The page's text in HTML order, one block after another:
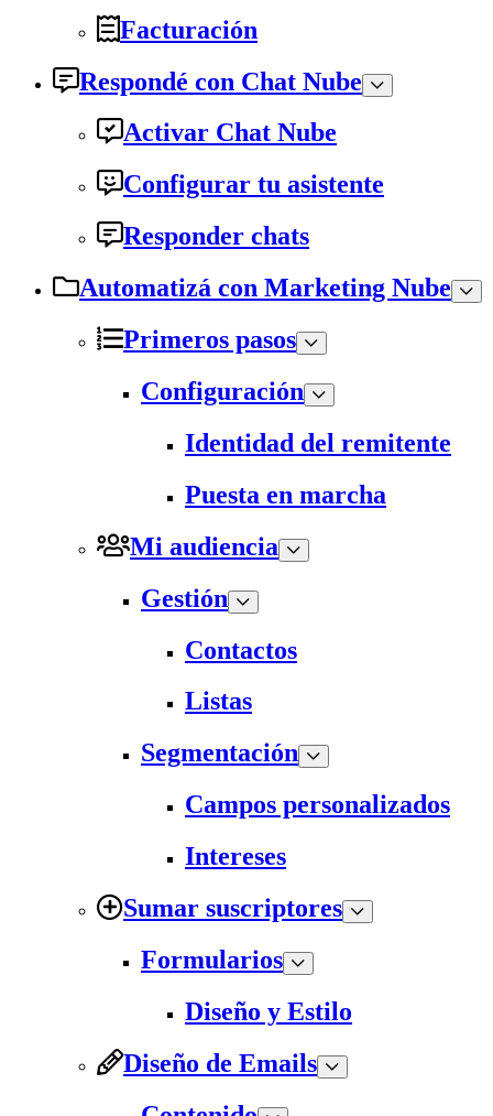
Facturación
Respondé con Chat Nube
Activar Chat Nube
Configurar tu asistente
Responder chats
Automatizá con Marketing Nube
Primeros pasos
Configuración
Identidad del remitente
Puesta en marcha
Mi audiencia
Gestión
Contactos
Listas
Segmentación
Campos personalizados
Intereses
Sumar suscriptores
Formularios
Diseño y Estilo
Diseño de Emails